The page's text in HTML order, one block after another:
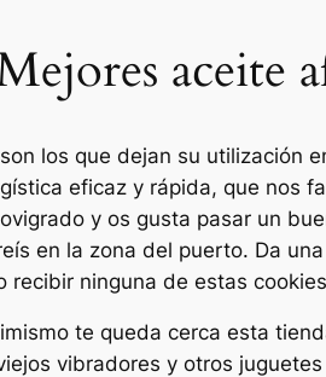
aceite
los que dejan su utilización
eficaz y rápida, que nos
y os gusta pasar un
en la zona del puerto. Da
recibir ninguna de estas
te queda cerca esta
vibradores y otros